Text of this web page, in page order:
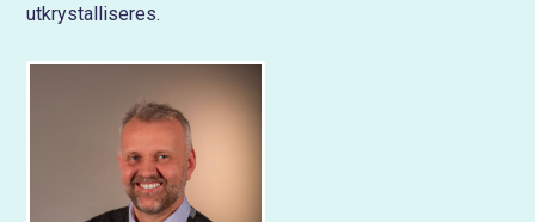
utkrystalliseres.